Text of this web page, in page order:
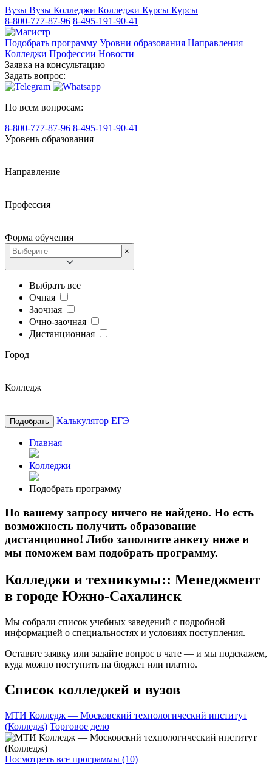
Вузы Вузы Колледжи Колледжи Курсы Курсы
8-800-777-87-96 8-495-191-90-41
Подобрать программу Уровни образования Направления
Колледжи Профессии Новости
Заявка на консультацию
Задать вопрос:
По всем вопросам:
8-800-777-87-96 8-495-191-90-41
Уровень образования
Направление
Профессия
Форма обучения
×
Выбрать все
Очная
Заочная
Очно-заочная
Дистанционная
Город
Колледж
Подобрать Калькулятор ЕГЭ
Главная
Колледжи
Подобрать программу
По вашему запросу ничего не найдено. Но есть
возможность получить образование
дистанционно! Либо заполните анкету ниже и
мы поможем вам подобрать программу.
Колледжи и техникумы:: Менеджмент
в городе Южно-Сахалинск
Мы собрали список учебных заведений с подробной
информацией о специальностях и условиях поступления.
Оставьте заявку или задайте вопрос в чате — и мы подскажем,
куда можно поступить на бюджет или платно.
Список колледжей и вузов
МТИ Колледж — Московский технологический институт
(Колледж) Торговое дело
Посмотреть все программы (10)